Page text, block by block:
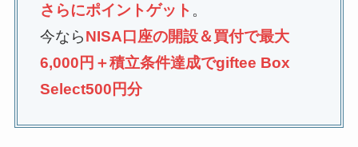
さらにポイントゲット 。
今ならNISA口座の開設＆買付で最大
6,000円＋積立条件達成でgiftee Box
Select500円分